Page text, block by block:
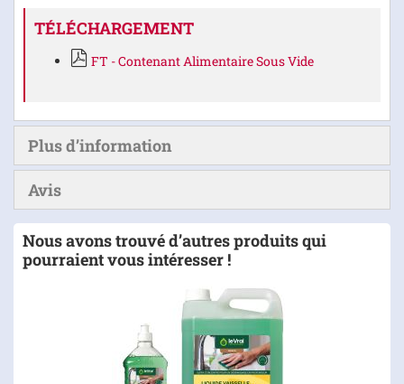
TÉLÉCHARGEMENT
FT - Contenant Alimentaire Sous Vide
Plus d’information
Avis
Nous avons trouvé d’autres produits qui
pourraient vous intéresser !